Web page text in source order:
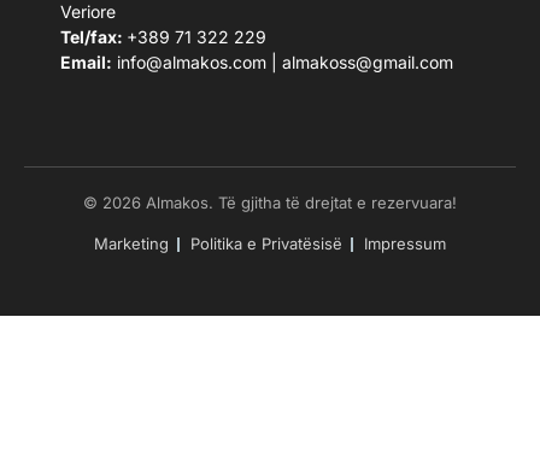
Veriore
Tel/fax: +389 71 322 229
Email: info@almakos.com almakoss@gmail.com
© 2026 Almakos. Të gjitha të drejtat e rezervuara!
Marketing Politika e Privatësisë Impressum